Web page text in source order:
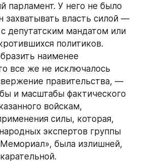
парламент. У него не было
захватывать власть силой —
с депутатским мандатом или
политиков.
наименее
все же не исключалось
правительства, —
и масштабы фактического
войскам,
силы, которая,
экспертов группы
была излишней,